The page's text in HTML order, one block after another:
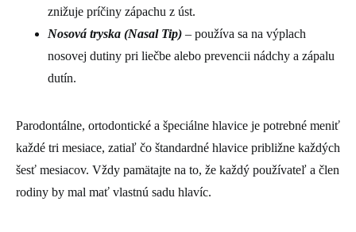
znižuje príčiny zápachu z úst.
Nosová tryska (Nasal Tip) – používa sa na výplach
nosovej dutiny pri liečbe alebo prevencii nádchy a zápalu
dutín.
Parodontálne, ortodontické a špeciálne hlavice je potrebné meniť
každé tri mesiace, zatiaľ čo štandardné hlavice približne každých
šesť mesiacov. Vždy pamätajte na to, že každý používateľ a člen
rodiny by mal mať vlastnú sadu hlavíc.